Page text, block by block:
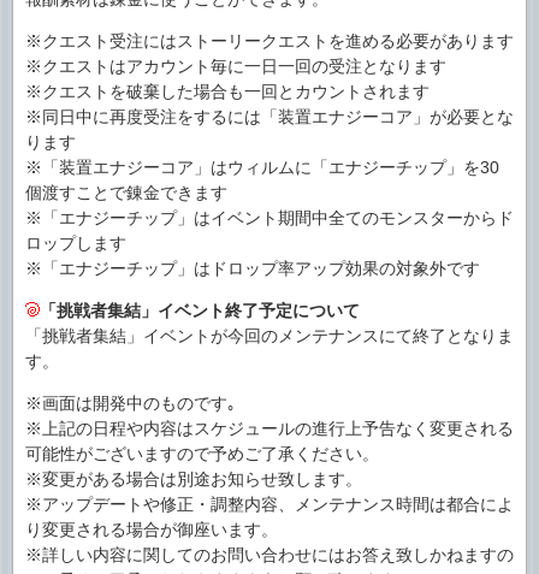
※クエスト受注にはストーリークエストを進める必要があります
※クエストはアカウント毎に一日一回の受注となります
※クエストを破棄した場合も一回とカウントされます
※同日中に再度受注をするには「装置エナジーコア」が必要とな
ります
※「装置エナジーコア」はウィルムに「エナジーチップ」を30
個渡すことで錬金できます
※「エナジーチップ」はイベント期間中全てのモンスターからド
ロップします
※「エナジーチップ」はドロップ率アップ効果の対象外です
「挑戦者集結」イベント終了予定について
「挑戦者集結」イベントが今回のメンテナンスにて終了となりま
す。
※画面は開発中のものです｡
※上記の日程や内容はスケジュールの進行上予告なく変更される
可能性がございますので予めご了承ください。
※変更がある場合は別途お知らせ致します。
※アップデートや修正・調整内容、メンテナンス時間は都合によ
り変更される場合が御座います。
※詳しい内容に関してのお問い合わせにはお答え致しかねますの